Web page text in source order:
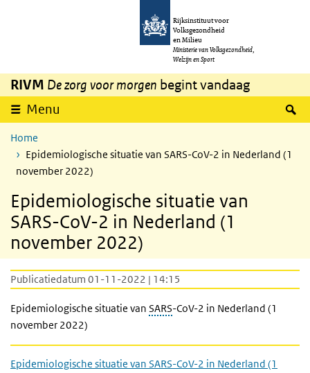
Overslaan en naar de inhoud gaan
Rijksinstituut voor
Volksgezondheid
en Milieu
Ministerie van Volksgezondheid,
Welzijn en Sport
RIVM De zorg voor morgen begint vandaag
Menu
Home
Epidemiologische situatie van SARS-CoV-2 in Nederland (1
november 2022)
Epidemiologische situatie van
SARS-CoV-2 in Nederland (1
november 2022)
Publicatiedatum 01-11-2022 | 14:15
Epidemiologische situatie van SARS-CoV-2 in Nederland (1
november 2022)
Epidemiologische situatie van SARS-CoV-2 in Nederland (1